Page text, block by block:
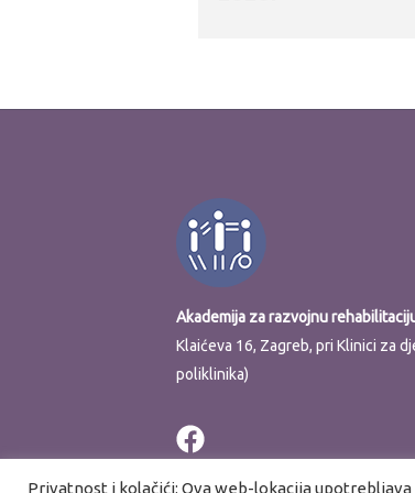
Akademija za razvojnu
Klaićeva 16, Zagreb, pri Klinici za
poliklinika)
Privatnost i kolačići: Ova web-lokacija